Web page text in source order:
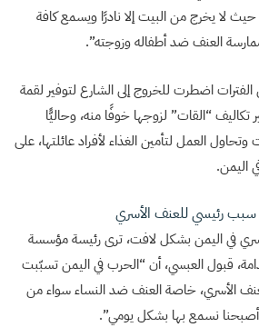
لا يخرج من البيت إلا نادرًا ويسمع كافة
العنف ضد أطفاله وزوجته”.
اضطرت للخروج إلى الشارع لتوفير لقمة
تكاليف “القات” لزوجها خوفًا منه، وحاليًّا
العمل لتأمين الغذاء لأفراد عائلتها، على
اليمن.
سبب رئيسي للعنف الأسري
في اليمن بشكل لافت، ترى رئيسة مؤسسة
قبول العبسي، أن “الحرب في اليمن تسبّبت
الأسري، خاصة العنف ضد النساء سواء من
أصبحنا نسمع بها بشكل يومي”.